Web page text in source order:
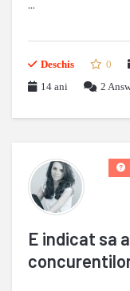
...
Deschis 0
14 ani
2
E indicat sa